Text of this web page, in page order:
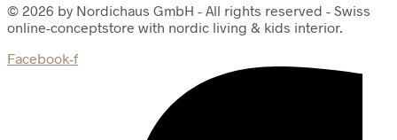
© 2026 by Nordichaus GmbH - All rights reserved - Swiss
online-conceptstore with nordic living & kids interior.
Facebook-f